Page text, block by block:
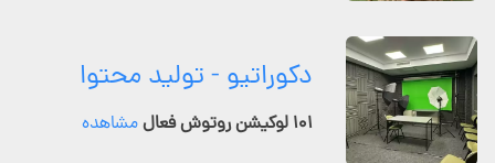
دکوراتیو - تولید محتوا
۱۰۱ لوکیشن روتوش فعال مشاهده